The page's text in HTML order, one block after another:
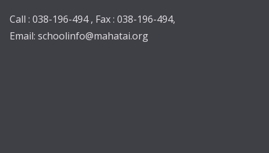
Call : 038-196-494 , Fax : 038-196-494,
Email: schoolinfo@mahatai.org